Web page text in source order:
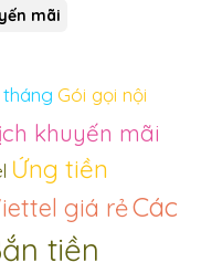
mãi
Gói gọi nội
khuyến mãi
Ứng tiền
giá rẻCác
tiền